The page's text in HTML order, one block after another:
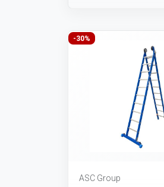
-30%
ASC Group